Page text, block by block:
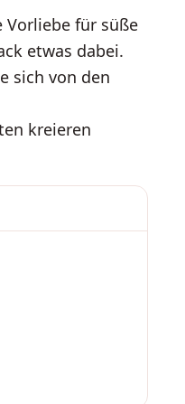
Vorliebe für süße
etwas dabei.
sich von den
kreieren